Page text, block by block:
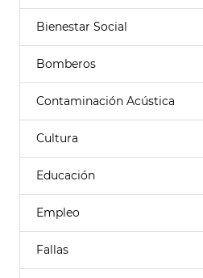
Bienestar Social
Bomberos
Contaminación Acústica
Cultura
Educación
Empleo
Fallas